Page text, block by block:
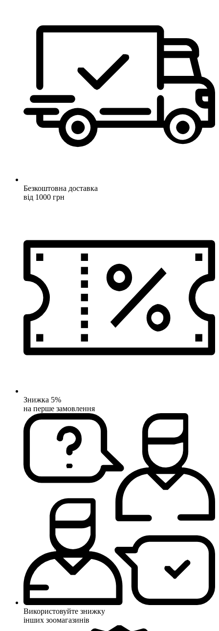
Безкоштовна доставка
від 1000 грн
Знижка 5%
на перше замовлення
Використовуйте знижку
інших зоомагазинів